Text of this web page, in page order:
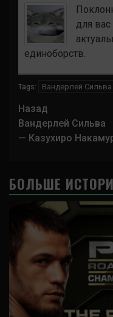
для
единоборств.
Tags: Вандерлей Сильва
Навигация
записи
Назад
Вандерлей Сильва
— Казухиро
БОЛЬШЕ